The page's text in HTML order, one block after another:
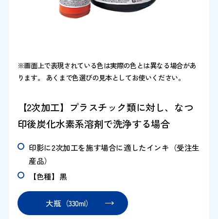
※画面上で表現されている色は実際の色とは異なる場合があ
ります。 あくまで色選びの見本としてお使いください。
【2次加工】プラスチック類に対し、なつ
印後炭化水素系溶剤で洗浄する場合
印影に2次加工を施す場合に適したインキ（受注生
産品）
【色種】黒
大瓶（330ml）